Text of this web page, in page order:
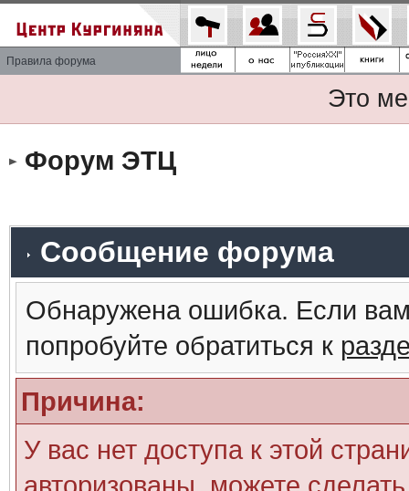
Правила форума
Это
Форум ЭТЦ
Сообщение форума
Обнаружена ошибка. Если
попробуйте обратиться к
Причина:
У вас нет доступа к этой